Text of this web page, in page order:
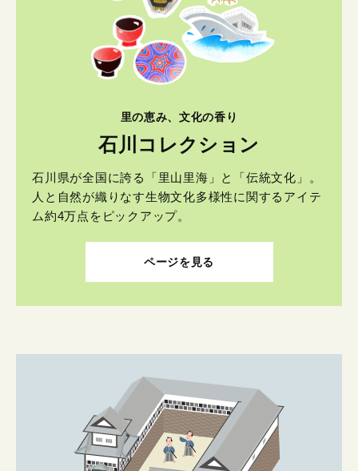
里の恵み、文化の香り
石川コレクション
石川県が全国に誇る「里山里海」と「伝統文化」。
人と自然が織りなす生物文化多様性に関するアイテ
ム約4万点をピックアップ。
ページを見る